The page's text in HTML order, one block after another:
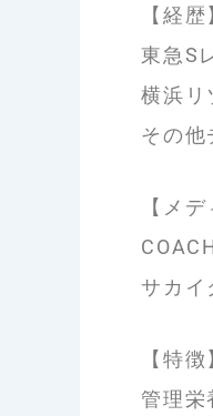
【経歴
東急S
横浜リ
その他
【メ
サカイ
【特徴
管理栄